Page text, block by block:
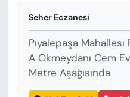
Seher Eczanesi
Piyalepaşa Mahallesi
A Okmeydanı Cem
Metre Aşağısında